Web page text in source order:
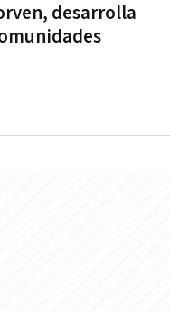
desarrolla